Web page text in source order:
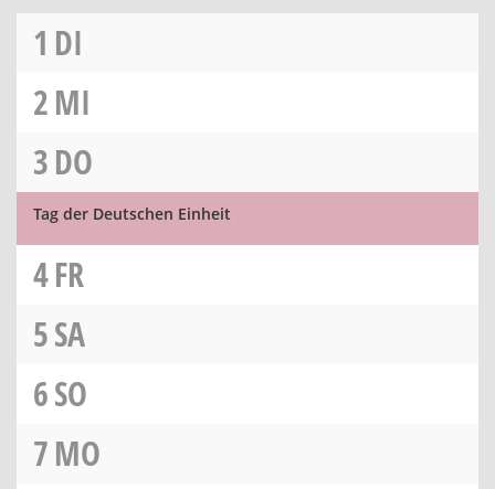
1 DI
2MI
3DO
Tag der Deutschen Einheit
4FR
5SA
6SO
7MO